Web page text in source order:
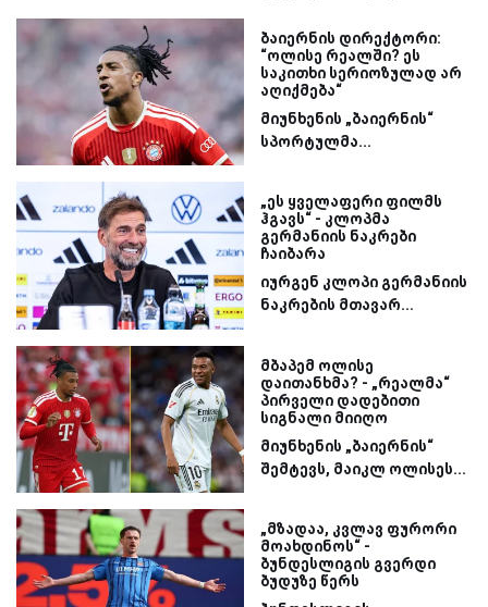
ბაიერნის დირექტორი:
“ოლისე რეალში? ეს
საკითხი სერიოზულად არ
აღიქმება“
მიუნხენის „ბაიერნის“
სპორტულმა...
„ეს ყველაფერი ფილმს
ჰგავს“ - კლოპმა
გერმანიის ნაკრები
ჩაიბარა
იურგენ კლოპი გერმანიის
ნაკრების მთავარ...
მბაპემ ოლისე
დაითანხმა? - „რეალმა“
პირველი დადებითი
სიგნალი მიიღო
მიუნხენის „ბაიერნის“
შემტევს, მაიკლ ოლისეს...
„მზადაა, კვლავ ფურორი
მოახდინოს“ -
ბუნდესლიგის გვერდი
ბუდუზე წერს